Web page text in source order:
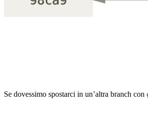
Se dovessimo spostarci in un’altra branch con